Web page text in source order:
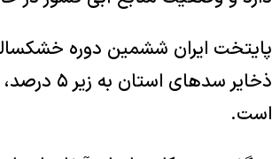
پایتخت ایران ششمین دوره
ذخایر
است.